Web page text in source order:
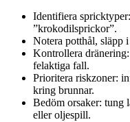
Identifiera
”krokodilsprickor”.
Notera potthål, släpp
Kontrollera
felaktiga fall.
Prioritera riskzoner:
kring brunnar.
Bedöm orsaker: tung
eller oljespill.